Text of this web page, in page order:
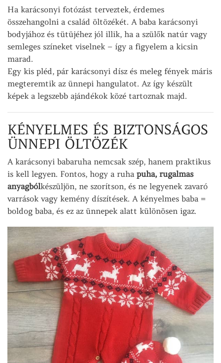
Ha karácsonyi fotózást terveztek, érdemes
összehangolni a család öltözékét. A baba karácsonyi
bodyjához és tütüjéhez jól illik, ha a szülők natúr vagy
semleges színeket viselnek – így a figyelem a kicsin
marad.
Egy kis pléd, pár karácsonyi dísz és meleg fények máris
megteremtik az ünnepi hangulatot. Az így készült
képek a legszebb ajándékok közé tartoznak majd.
KÉNYELMES ÉS BIZTONSÁGOS
ÜNNEPI ÖLTÖZÉK
A karácsonyi babaruha nemcsak szép, hanem praktikus
is kell legyen. Fontos, hogy a ruha puha, rugalmas
anyagbólkészüljön, ne szorítson, és ne legyenek zavaró
varrások vagy kemény díszítések. A kényelmes baba =
boldog baba, és ez az ünnepek alatt különösen igaz.